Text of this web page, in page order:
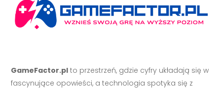
GameFactor.pl to przestrzeń, gdzie cyfry układają się w
fascynujące opowieści, a technologia spotyka się z